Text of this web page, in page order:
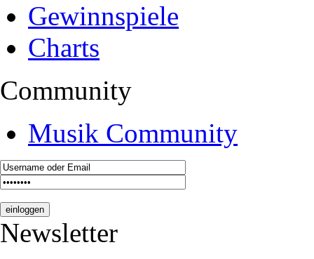
Gewinnspiele
Charts
Community
Musik Community
Newsletter